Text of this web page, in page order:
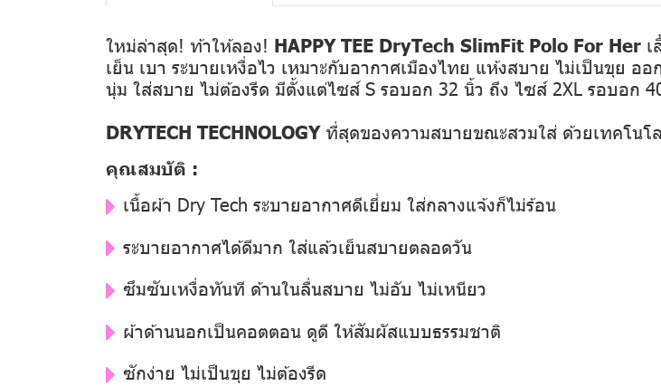
ใหม่ล่าสุด! ท้าให้ลอง! HAPPY TEE DryTech SlimFit Polo For Her
เย็น เบา ระบายเหงื่อไว เหมาะกับอากาศเมืองไทย แห้งสบาย ไม่เป็นขุย
นุ่ม ใส่สบาย ไม่ต้องรีด มีตั้งแต่ไซส์ S รอบอก 32 นิ้ว ถึง ไซส์ 2XL รอบอก
DRYTECH TECHNOLOGYที่สุดของความสบายขณะสวมใส่ ด้วยเทคโน
คุณสมบัติ :
เนื้อผ้า Dry Tech ระบายอากาศดีเยี่ยม ใส่กลางแจ้งก็ไม่ร้อน
ระบายอากาศได้ดีมาก ใส่แล้วเย็นสบายตลอดวัน
ซึมซับเหงื่อทันที ด้านในลื่นสบาย ไม่อับ ไม่เหนียว
ผ้าด้านนอกเป็นคอตตอน ดูดี ให้สัมผัสแบบธรรมชาติ
ซักง่าย ไม่เป็นขุย ไม่ต้องรีด